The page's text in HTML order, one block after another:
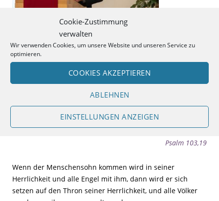
Cookie-Zustimmung
verwalten
Wir verwenden Cookies, um unsere Website und unseren Service zu
optimieren.
COOKIES AKZEPTIEREN
ABLEHNEN
EINSTELLUNGEN ANZEIGEN
DIE HEUTIGE LOSUNG
Der HERR hat seinen Thron im Himmel errichtet, und sein
Reich herrscht über alles.
Psalm 103,19
Wenn der Menschensohn kommen wird in seiner
Herrlichkeit und alle Engel mit ihm, dann wird er sich
setzen auf den Thron seiner Herrlichkeit, und alle Völker